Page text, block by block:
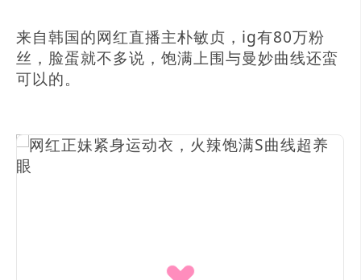
来自韩国的网红直播主朴敏贞，ig有80万粉
丝，脸蛋就不多说，饱满上围与曼妙曲线还蛮
可以的。